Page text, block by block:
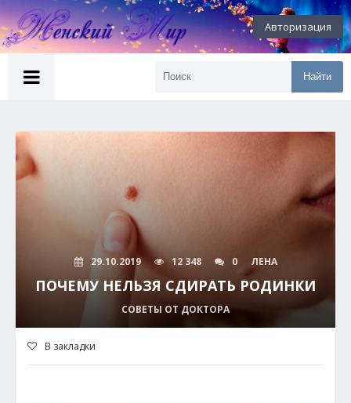
Авторизация
Найти
29.10.2019 12 348 0 ЛЕНА
ПОЧЕМУ НЕЛЬЗЯ СДИРАТЬ РОДИНКИ
СОВЕТЫ ОТ ДОКТОРА
В закладки